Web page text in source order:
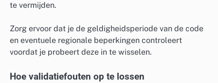
te vermijden.
Zorg ervoor dat je de geldigheidsperiode van de code
en eventuele regionale beperkingen controleert
voordat je probeert deze in te wisselen.
Hoe validatiefouten op te lossen